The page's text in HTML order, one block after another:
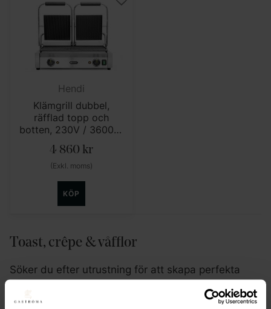
Hendi
Klämgrill dubbel,
räfflad topp och
botten, 230V / 3600W,
4 860 kr
(Exkl. moms)
KÖP
Toast, crêpe & våfflor
Söker du efter utrustning för att skapa perfekta
frukost- eller efterrätter? Då har du kommit till rätt
ställe. Vårt sortiment av toast-, crêpe- och